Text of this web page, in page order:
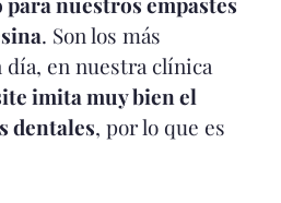
. Son los más
día, en nuestra clínica
imita muy bien el
dentales, por lo que es